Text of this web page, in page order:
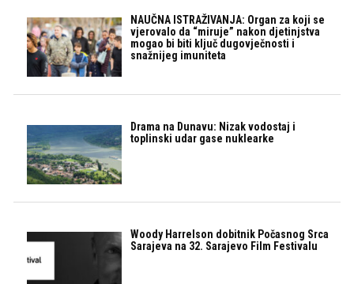
NAUČNA ISTRAŽIVANJA: Organ za koji se
vjerovalo da “miruje” nakon djetinjstva
mogao bi biti ključ dugovječnosti i
snažnijeg imuniteta
Drama na Dunavu: Nizak vodostaj i
toplinski udar gase nuklearke
Woody Harrelson dobitnik Počasnog Srca
Sarajeva na 32. Sarajevo Film Festivalu